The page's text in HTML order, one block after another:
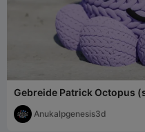
Gebreide Patrick Octopus
Anukalpgenesis3d